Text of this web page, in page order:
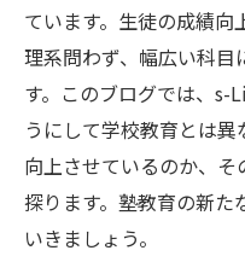
ています。生徒の成績向
理系問わず、幅広い科
す。このブログでは、s-
うにして学校教育とは
向上させているのか、
探ります。塾教育の新た
いきましょう。